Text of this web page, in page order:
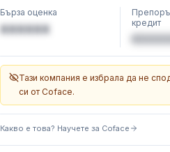
Бърза оценка
XXXXXX
кредит
Тази компания е избрала да не
си от Coface.
Какво е това? Научете за Coface